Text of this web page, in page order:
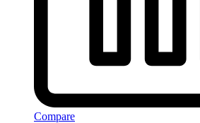
Compare